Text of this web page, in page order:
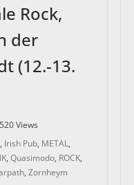
Rock,
der
(12.-13.
520 Views
, Irish Pub, METAL,
, Quasimodo, ROCK,
, Zornheym